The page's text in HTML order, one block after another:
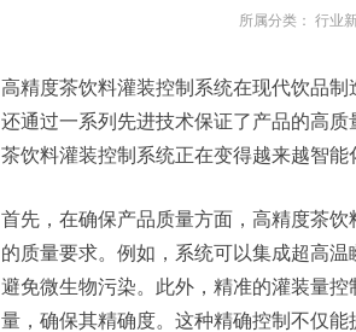
所属分类： 行业
高精度茶饮料灌装控制系统在现代饮品
还通过一系列先进技术保证了产品的高
茶饮料灌装控制系统正在变得越来越智能
首先，在确保产品质量方面，高精度茶
的质量要求。例如，系统可以集成超高
避免微生物污染。此外，精准的灌装量
量，确保其精确度。这种精确控制不仅